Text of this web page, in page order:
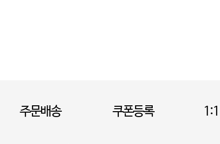
주문배송 쿠폰등록